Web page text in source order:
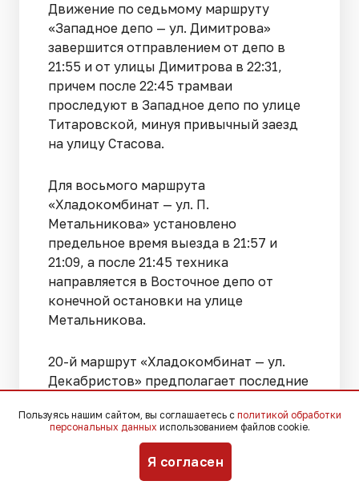
Движение по седьмому маршруту
«Западное депо — ул. Димитрова»
завершится отправлением от депо в
21:55 и от улицы Димитрова в 22:31,
причем после 22:45 трамваи
проследуют в Западное депо по улице
Титаровской, минуя привычный заезд
на улицу Стасова.
Для восьмого маршрута
«Хладокомбинат — ул. П.
Метальникова» установлено
предельное время выезда в 21:57 и
21:09, а после 21:45 техника
направляется в Восточное депо от
конечной остановки на улице
Метальникова.
20-й маршрут «Хладокомбинат — ул.
Декабристов» предполагает последние
22:00 трамваи от улицы Декабристов
будут следовать исключительно в
Восточное депо.
Пользуясь нашим сайтом, вы соглашаетесь с политикой обработки
персональных данных использованием файлов cookie.
Я согласен